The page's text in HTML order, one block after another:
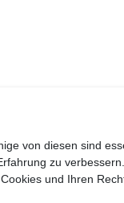
von diesen sind
zu
und Ihren